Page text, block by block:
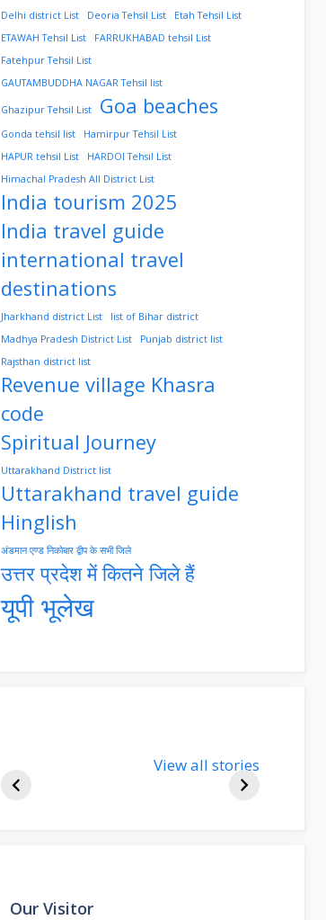
Delhi district List
Deoria Tehsil List
Etah Tehsil List
ETAWAH Tehsil List
FARRUKHABAD tehsil List
Fatehpur Tehsil List
GAUTAMBUDDHA NAGAR Tehsil list
Ghazipur Tehsil List Goa beaches
Gonda tehsil list
Hamirpur Tehsil List
HAPUR tehsil List
HARDOI Tehsil List
Himachal Pradesh All District List
India tourism 2025
India travel guide
international travel
destinations
Jharkhand district List
list of Bihar district
Madhya Pradesh District List
Punjab district list
Rajsthan district list
Revenue village Khasra
code
Spiritual Journey
Uttarakhand District list
Uttarakhand travel guide
Hinglish
अंडमान एण्ड निकोबार द्वीप के सभी जिले
उत्तर प्रदेश में कितने जिले हैं
यूपी भूलेख
bjp-india-
biography
View all stories
Our Visitor